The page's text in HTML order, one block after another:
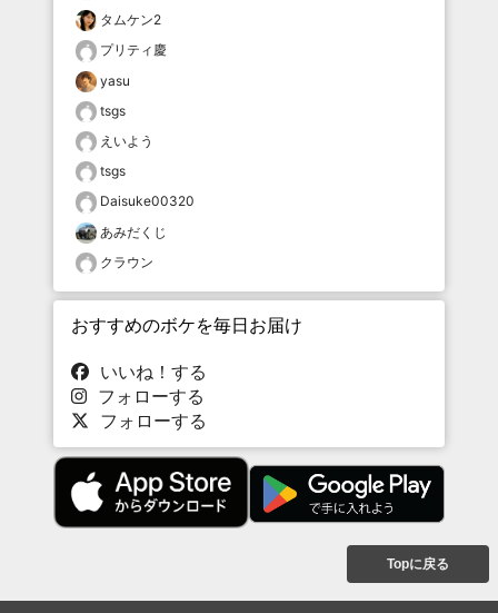
タムケン2
プリティ慶
yasu
tsgs
えいよう
tsgs
Daisuke00320
あみだくじ
クラウン
おすすめのボケを毎日お届け
いいね！する
フォローする
フォローする
Topに戻る